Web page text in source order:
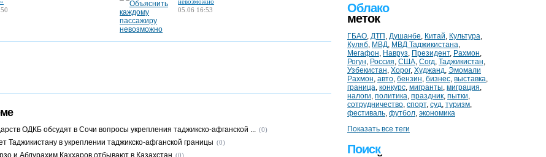
05.06 16:53
ОДКБ обсудят в Сочи вопросы укрепления таджикско-афганской ... (0)
Таджикистану в укреплении таджикско-афганской границы (0)
и Абдурахим Каххаров отбывают в Казахстан (0)
Облако
меток
ГБАО, ДТП , Душанбе, Китай, Культура,
Куляб, МВД, МВД Таджикистана,
Мегафон, Навруз, Президент, Рахмон,
Рогун, Россия, США, Согд, Таджикистан,
Узбекистан, Хорог, Худжанд, Эмомали
Рахмон, авто, бензин, бизнес, выставка,
граница, конкурс, мигранты, миграция,
налоги, политика, праздник, пытки,
сотрудничество, спорт, суд, туризм,
фестиваль, футбол, экономика
Показать все теги
Поиск